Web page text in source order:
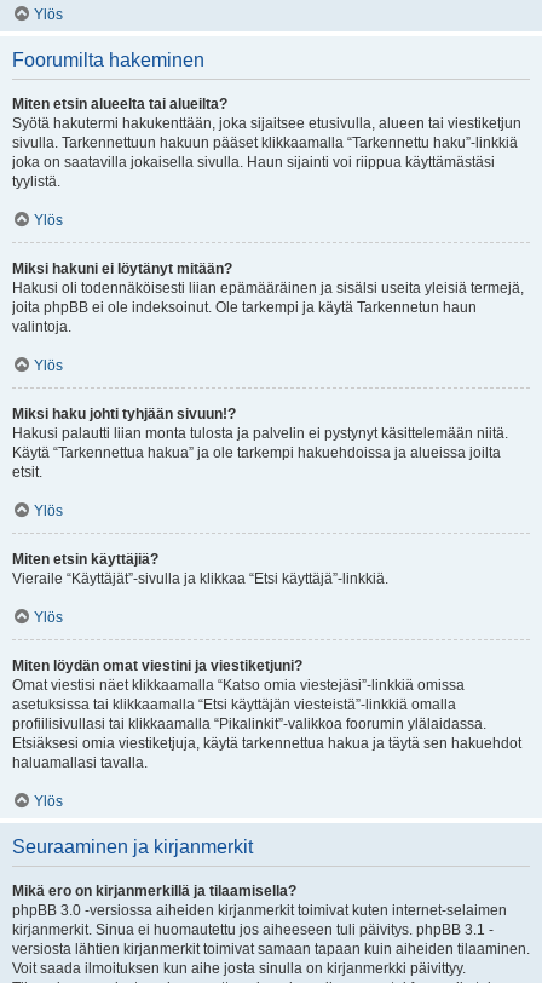
Ylös
Foorumilta hakeminen
Miten etsin alueelta tai alueilta?
Syötä hakutermi hakukenttään, joka sijaitsee etusivulla, alueen tai viestiketjun
sivulla. Tarkennettuun hakuun pääset klikkaamalla “Tarkennettu haku”-linkkiä
joka on saatavilla jokaisella sivulla. Haun sijainti voi riippua käyttämästäsi
tyylistä.
Ylös
Miksi hakuni ei löytänyt mitään?
Hakusi oli todennäköisesti liian epämääräinen ja sisälsi useita yleisiä termejä,
joita phpBB ei ole indeksoinut. Ole tarkempi ja käytä Tarkennetun haun
valintoja.
Ylös
Miksi haku johti tyhjään sivuun!?
Hakusi palautti liian monta tulosta ja palvelin ei pystynyt käsittelemään niitä.
Käytä “Tarkennettua hakua” ja ole tarkempi hakuehdoissa ja alueissa joilta
etsit.
Ylös
Miten etsin käyttäjiä?
Vieraile “Käyttäjät”-sivulla ja klikkaa “Etsi käyttäjä”-linkkiä.
Ylös
Miten löydän omat viestini ja viestiketjuni?
Omat viestisi näet klikkaamalla “Katso omia viestejäsi”-linkkiä omissa
asetuksissa tai klikkaamalla “Etsi käyttäjän viesteistä”-linkkiä omalla
profiilisivullasi tai klikkaamalla “Pikalinkit”-valikkoa foorumin ylälaidassa.
Etsiäksesi omia viestiketjuja, käytä tarkennettua hakua ja täytä sen hakuehdot
haluamallasi tavalla.
Ylös
Seuraaminen ja kirjanmerkit
Mikä ero on kirjanmerkillä ja tilaamisella?
phpBB 3.0 -versiossa aiheiden kirjanmerkit toimivat kuten internet-selaimen
kirjanmerkit. Sinua ei huomautettu jos aiheeseen tuli päivitys. phpBB 3.1 -
versiosta lähtien kirjanmerkit toimivat samaan tapaan kuin aiheiden tilaaminen.
Voit saada ilmoituksen kun aihe josta sinulla on kirjanmerkki päivittyy.